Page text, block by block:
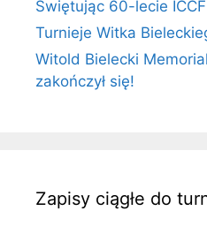
Świętując 60-lecie ICCF
Turnieje Witka
Witold Bielecki
zakończył się!
Zapisy ciągłe do